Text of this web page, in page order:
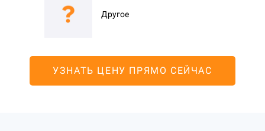
Другое
УЗНАТЬ ЦЕНУ ПРЯМО СЕЙЧАС